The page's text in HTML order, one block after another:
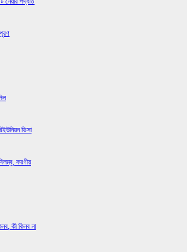
পূরণ
ভিসা
করণীয়
কী কিনব না